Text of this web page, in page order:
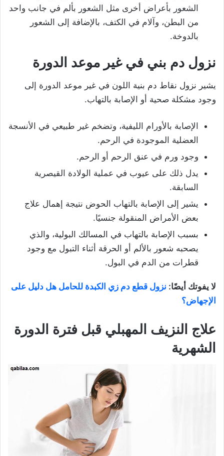
الشعور بأعراض أخرى مثل الشعور بألم في جانب واحد
من البطن، وآلام في الكتف، بالإضافة إلى الشعور
بالدوخة.
نزول دم بني في غير موعد الدورة
يشير نزول نقاط دم بنية اللون في غير موعد الدورة إلى
وجود مشكلة صحية أو الإصابة بالتهاب.
الإصابة بالأورام الليفية، وتضخم غير طبيعي في الأنسجة
العضلية الموجودة في الرحم.
وجود ورم في عنق الرحم أو الرحم.
يدل ذلك على عيوب في عملية الولادة القيصرية
السابقة.
يشير إلى الإصابة بالتهاب الحوض نتيجة إهمال علاج
بعض الأمراض المنقولة جنسيًا.
بسبب الإصابة بالتهاب في المسالك البولية، والذي
يصحبه شعور بالألم أو الحرقة أثناء التبول مع وجود
قطرات من الدم في البول.
لا يفوتك أيضًا: نزول قطع دم زي الكبدة للحامل هل دليل على
الإجهاض؟
علاج النزيف المهبلي قبل فترة الدورة
الشهرية